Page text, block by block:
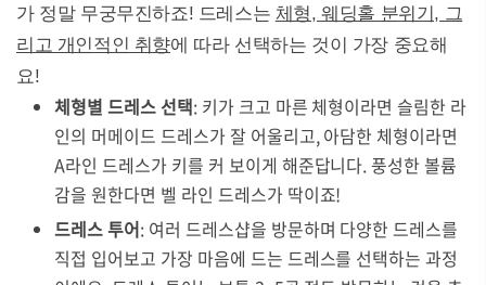
가 정말 무궁무진하죠! 드레스는 체형, 웨딩홀 분위기, 그
리고 개인적인 취향에 따라 선택하는 것이 가장 중요해
요!
체형별 드레스 선택: 키가 크고 마른 체형이라면 슬림한 라
인의 머메이드 드레스가 잘 어울리고, 아담한 체형이라면
A라인 드레스가 키를 커 보이게 해준답니다. 풍성한 볼륨
감을 원한다면 벨 라인 드레스가 딱이죠!
드레스 투어: 여러 드레스샵을 방문하며 다양한 드레스를
직접 입어보고 가장 마음에 드는 드레스를 선택하는 과정